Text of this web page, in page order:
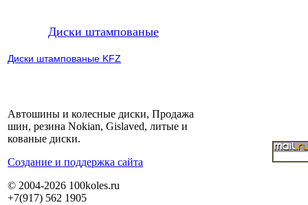
Диски штампованые
Диски штампованые KFZ
Автошины и колесные диски, Продажа
шин, резина Nokian, Gislaved, литые и
кованые диски.
Cоздание и поддержка сайта
© 2004-2026 100koles.ru
+7(917) 562 1905